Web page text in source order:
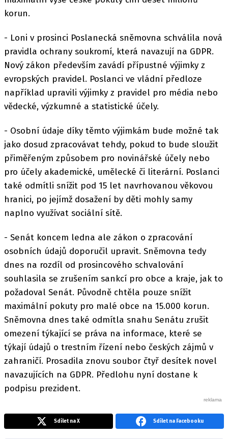
korun.
- Loni v prosinci Poslanecká sněmovna schválila nová
pravidla ochrany soukromí, která navazují na GDPR.
Nový zákon především zavádí přípustné výjimky z
evropských pravidel. Poslanci ve vládní předloze
například upravili výjimky z pravidel pro média nebo
vědecké, výzkumné a statistické účely.
- Osobní údaje díky těmto výjimkám bude možné tak
jako dosud zpracovávat tehdy, pokud to bude sloužit
přiměřeným způsobem pro novinářské účely nebo
pro účely akademické, umělecké či literární. Poslanci
také odmítli snížit pod 15 let navrhovanou věkovou
hranici, po jejímž dosažení by děti mohly samy
naplno využívat sociální sítě.
- Senát koncem ledna ale zákon o zpracování
osobních údajů doporučil upravit. Sněmovna tedy
dnes na rozdíl od prosincového schvalování
souhlasila se zrušením sankcí pro obce a kraje, jak to
požadoval Senát. Původně chtěla pouze snížit
maximální pokuty pro malé obce na 15.000 korun.
Sněmovna dnes také odmítla snahu Senátu zrušit
omezení týkající se práva na informace, které se
týkají údajů o trestním řízení nebo českých zájmů v
zahraničí. Prosadila znovu soubor čtyř desítek novel
navazujících na GDPR. Předlohu nyní dostane k
podpisu prezident.
Sdílet na X Sdílet na Facebooku